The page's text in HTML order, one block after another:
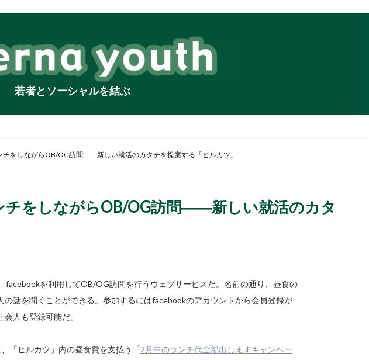
若者とソーシャルを結ぶ
をしながらOB/OG訪問――新しい就活のカタチを提案する「ヒルカツ」
をしながらOB/OG訪問――新しい就活のカタ
facebookを利用してOB/OG訪問を行うウェブサービスだ。名前の通り、昼食の
話を聞くことができる。参加するにはfacebookのアカウントから会員登録が
人も登録可能だ。
「ヒルカツ」内の昼食費を支払う「2月中のランチ代全部出しますキャンペー